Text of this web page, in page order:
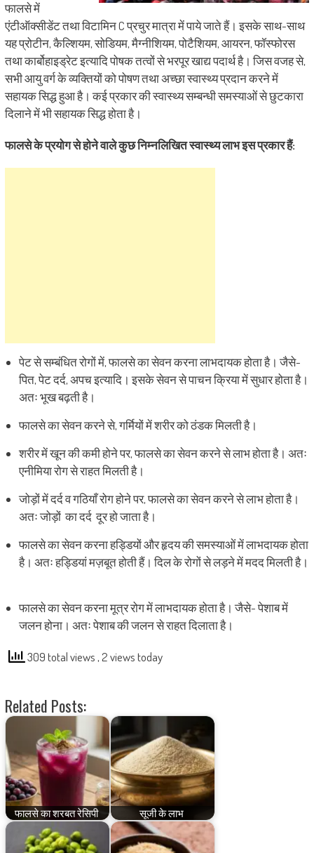
फालसे में
एंटीऑक्सीडेंट तथा विटामिन C प्रचुर मात्रा में पाये जाते हैं। इसके साथ-साथ
यह प्रोटीन, कैल्शियम, सोडियम, मैग्नीशियम, पोटैशियम, आयरन, फॉस्फोरस
तथा कार्बोहाइड्रेट इत्यादि पोषक तत्वों से भरपूर खाद्य पदार्थ है। जिस वजह से,
सभी आयु वर्ग के व्यक्तियों को पोषण तथा अच्छा स्वास्थ्य प्रदान करने में
सहायक सिद्ध हुआ है। कई प्रकार की स्वास्थ्य सम्बन्धी समस्याओं से छुटकारा
दिलाने में भी सहायक सिद्ध होता है।
फालसे के प्रयोग से होने वाले कुछ निम्नलिखित स्वास्थ्य लाभ इस प्रकार हैं:
पेट से सम्बंधित रोगों में, फालसे का सेवन करना लाभदायक होता है। जैसे-
पित, पेट दर्द, अपच इत्यादि। इसके सेवन से पाचन क्रिया में सुधार होता है।
अतः भूख बढ़ती है।
फालसे का सेवन करने से, गर्मियों में शरीर को ठंडक मिलती है।
शरीर में खून की कमी होने पर, फालसे का सेवन करने से लाभ होता है। अतः
एनीमिया रोग से राहत मिलती है।
जोड़ों में दर्द व गठियाँ रोग होने पर, फालसे का सेवन करने से लाभ होता है।
अतः जोड़ों का दर्द दूर हो जाता है।
फालसे का सेवन करना हड्डियों और हृदय की समस्याओं में लाभदायक होता
है। अतः हड्डियां मज़बूत होती हैं। दिल के रोगों से लड़ने में मदद मिलती है।
फालसे का सेवन करना मूत्र रोग में लाभदायक होता है। जैसे- पेशाब में
जलन होना। अतः पेशाब की जलन से राहत दिलाता है।
309 total views, 2 views today
Related Posts:
फालसे का शरबत रेसिपी सूजी के लाभ